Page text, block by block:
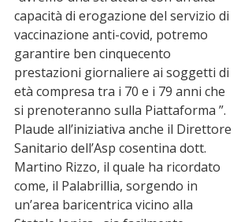
capacità di erogazione del servizio di
vaccinazione anti-covid, potremo
garantire ben cinquecento
prestazioni giornaliere ai soggetti di
età compresa tra i 70 e i 79 anni che
si prenoteranno sulla Piattaforma ”.
Plaude all’iniziativa anche il Direttore
Sanitario dell’Asp cosentina dott.
Martino Rizzo, il quale ha ricordato
come, il Palabrillia, sorgendo in
un’area baricentrica vicino alla